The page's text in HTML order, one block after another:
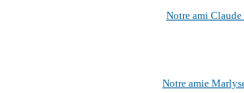
Notre ami
Notre amie